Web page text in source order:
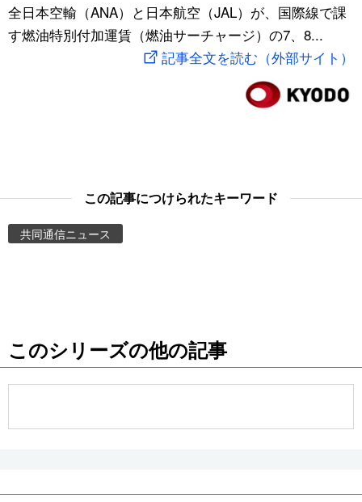
文化
動画/Live
Images
People
公式SNS
スポーツ・東京2020
全日本空輸（ANA）と日本航空（JAL）が、国際線で課
す燃油特別付加運賃（燃油サーチャージ）の7、8...
記事全文を読む（外部サイト）
この記事につけられたキーワード
共同通信ニュース
このシリーズの他の記事